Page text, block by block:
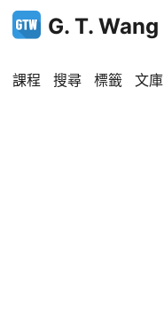
G. T. Wang
課程 搜尋 標籤 文庫